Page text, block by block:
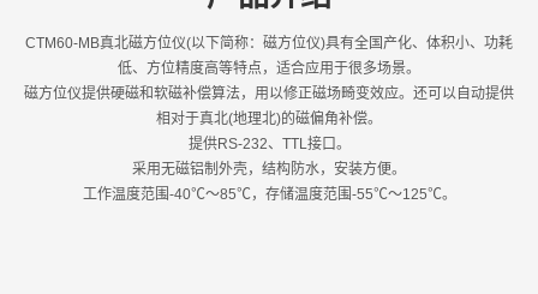
CTM60-MB真北磁方位仪(以下简称：磁方位仪)具有全国产化、体积小、功耗
低、方位精度高等特点，适合应用于很多场景。
磁方位仪提供硬磁和软磁补偿算法，用以修正磁场畸变效应。还可以自动提供
相对于真北(地理北)的磁偏角补偿。
提供RS-232、TTL接口。
采用无磁铝制外壳，结构防水，安装方便。
工作温度范围-40℃～85℃，存储温度范围-55℃～125℃。